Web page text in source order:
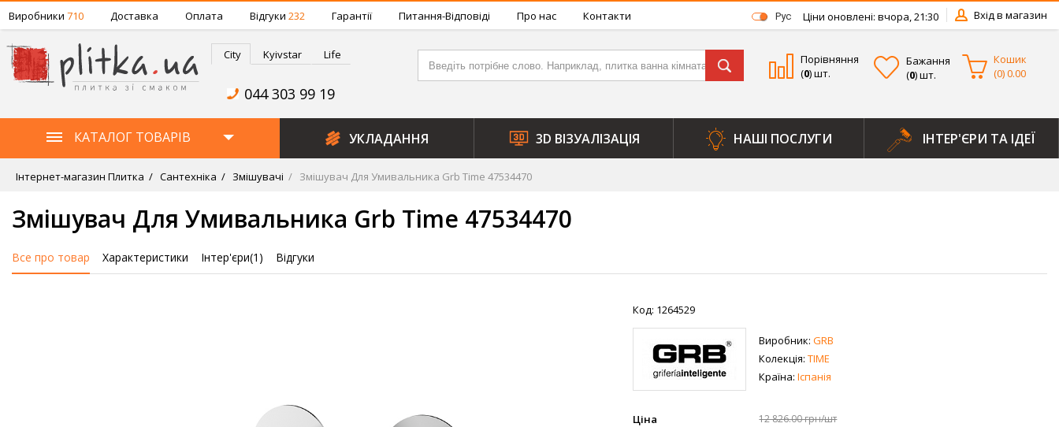
Виробники 710 Доставка Оплата Відгуки 232 Гарантії Питання-Відповіді Про нас Контакти Ціни оновлені: вчора, 21:30 Вхід в магазин
Рус
City Kyivstar Life
044 303 99 19
Порівняння
(0) шт.
Бажання
(0) шт.
Кошик
(0)0.00
КАТАЛОГ ТОВАРІВ УКЛАДАННЯ 3D ВІЗУАЛІЗАЦІЯ НАШІ ПОСЛУГИ ІНТЕР'ЄРИ ТА ІДЕЇ
Інтернет-магазин Плитка Сантехніка Змішувачі Змішувач Для Умивальника Grb Time 47534470
Змішувач Для Умивальника Grb Time 47534470
Все про товар Характеристики Інтер'єри(1) Відгуки
Код: 1264529
Виробник:GRB
Колекція:TIME
Країна:Іспанія
Ціна 12 826.00 грн/шт